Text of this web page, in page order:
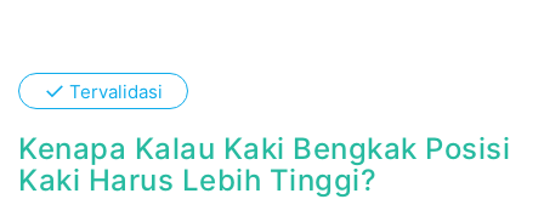
✓ Tervalidasi
Kenapa Kalau Kaki Bengkak Posisi
Kaki Harus Lebih Tinggi?